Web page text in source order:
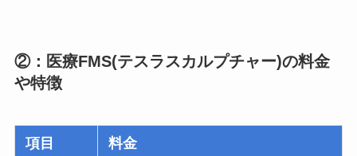
②：医療FMS(テスラスカルプチャー)の料金
や特徴
項目 料金